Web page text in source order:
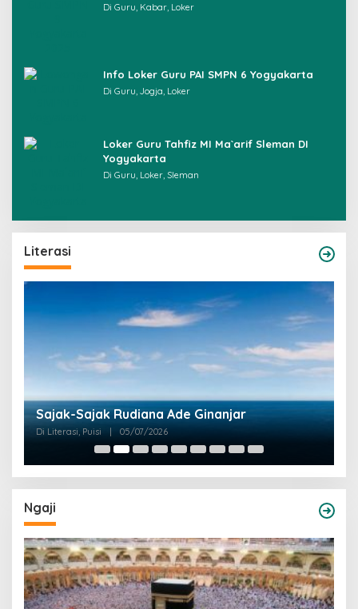
Di Guru, Kabar, Loker
Info Loker Guru PAI SMPN 6 Yogyakarta
Di Guru, Jogja, Loker
Loker Guru Tahfiz MI Ma`arif Sleman DI
Yogyakarta
Di Guru, Loker, Sleman
Literasi
Sajak-Sajak Rudiana Ade Ginanjar
Di Literasi, Puisi 05/07/2026
Ngaji